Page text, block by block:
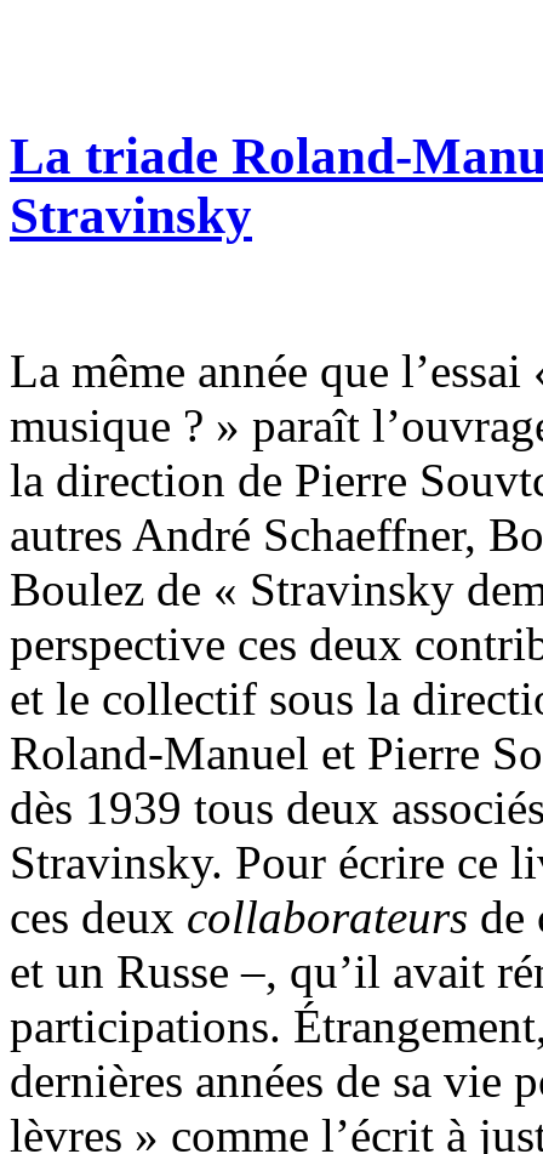
La triade Roland-
Stravinsky
La même année que
musique ? » paraît
la direction de Pierre
autres André Schaeffner,
Boulez de « Stravinsky
perspective ces deux
et le collectif sous la
Roland-Manuel et Pierre
dès 1939 tous deux
Stravinsky. Pour écrire ce
ces deux collaborateurs de
et un Russe –, qu’il avait
participations.
dernières années de sa vie
lèvres » comme l’écrit à